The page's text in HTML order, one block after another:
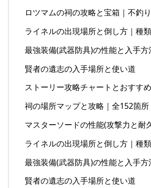
ロツマムの祠の攻略と宝箱｜不釣
ライネルの出現場所と倒し方｜種
最強装備(武器防具)の性能と入手方
賢者の遺志の入手場所と使い道
ストーリー攻略チャートとおすす
祠の場所マップと攻略｜全152箇所
マスターソードの性能(攻撃力と耐
ライネルの出現場所と倒し方｜種
最強装備(武器防具)の性能と入手方
賢者の遺志の入手場所と使い道